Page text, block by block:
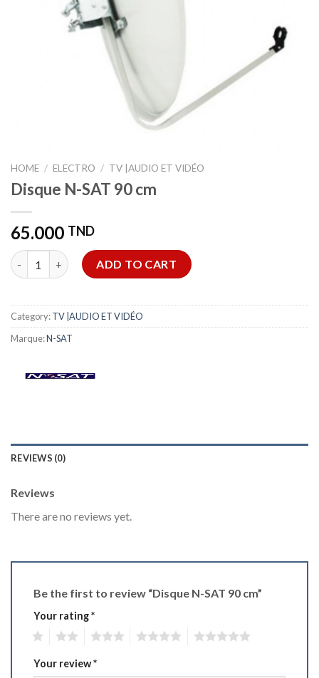
HOME / ELECTRO / TV |AUDIO ET VIDÉO
Disque N-SAT 90 cm
65.000 TND
Disque N-SAT 90 cm quantity
ADD TO CART
Category:TV |AUDIO ET VIDÉO
Marque:N-SAT
REVIEWS (0)
Reviews
There are no reviews yet.
Be the first to review “Disque N-SAT 90 cm”
Your rating*
Your review*